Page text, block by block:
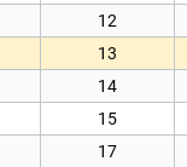
12
13
14
15
17